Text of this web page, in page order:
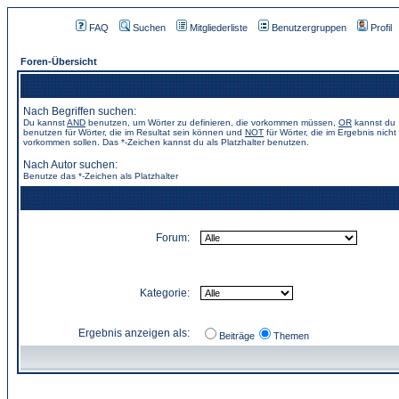
FAQ Suchen Mitgliederliste Benutzergruppen Profil
Foren-Übersicht
Nach Begriffen suchen:
Du kannstAND benutzen, um Wörter zu definieren, die vorkommen müssen, OR kannst du
benutzen für Wörter, die im Resultat sein können und NOT für Wörter, die im Ergebnis nicht
vorkommen sollen. Das *-Zeichen kannst du als Platzhalter benutzen.
Nach Autor suchen:
Benutze das *-Zeichen als Platzhalter
Forum:
Kategorie:
Ergebnis anzeigen als: Beiträge Themen